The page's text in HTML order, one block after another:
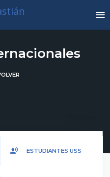
record_voice_over ESTUDIANTES USS